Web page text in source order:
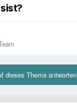
dieses Thema antworten